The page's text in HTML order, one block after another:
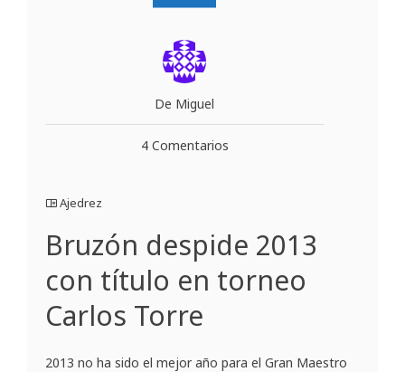
De Miguel
4 Comentarios
Ajedrez
Bruzón despide 2013
con título en torneo
Carlos Torre
2013 no ha sido el mejor año para el Gran Maestro